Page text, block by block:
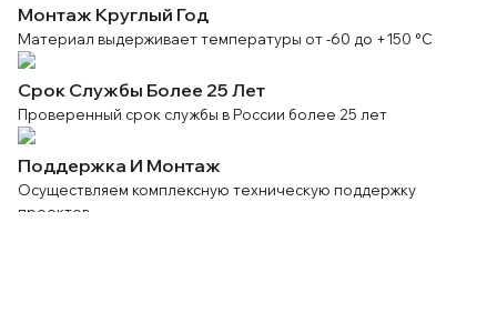
Монтаж Круглый Год
Материал выдерживает температуры от -60 до +150 °C
Срок Службы Более 25 Лет
Проверенный срок службы в России более 25 лет
Поддержка И Монтаж
Осуществляем комплексную техническую поддержку
проектов